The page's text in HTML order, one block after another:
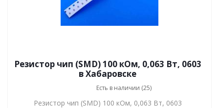
Резистор чип (SMD) 100 кОм, 0,063 Вт, 0603
в Хабаровске
Есть в наличии (25)
Резистор чип (SMD) 100 кОм, 0,063 Вт, 0603